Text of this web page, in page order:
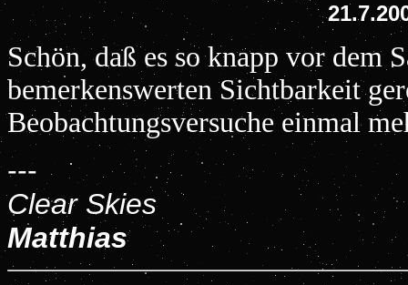
Schön, daß es so knapp vor dem
bemerkenswerten Sichtbarkeit
Beobachtungsversuche einmal
---
Clear Skies
Matthias